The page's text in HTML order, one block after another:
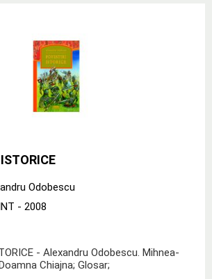
Odobescu
- 2008
- Alexandru Odobescu. Mihnea-
Chiajna; Glosar;